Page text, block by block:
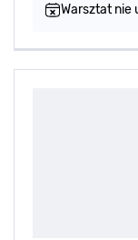
Warsztat nie